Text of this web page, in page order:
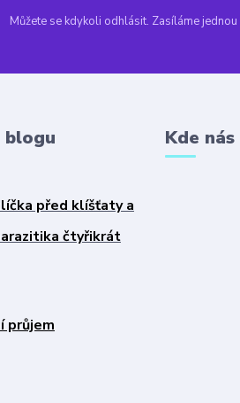
Můžete se kdykoli odhlásit. Zasíláme jednou
blogu
před klíšťaty a
čtyřikrát
průjem
Kde